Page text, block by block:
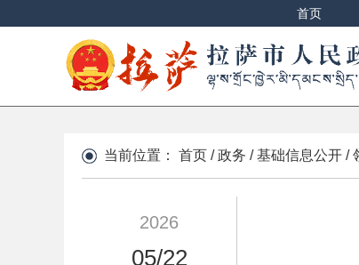
首页
当前位置： 首页 /政务 /基础信息公开 /
2026
05/22